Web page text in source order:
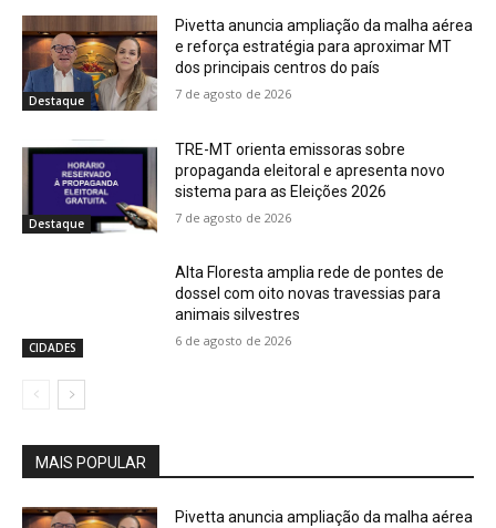
Destaque
Pivetta anuncia ampliação da malha aérea
e reforça estratégia para aproximar MT
dos principais centros do país
7 de agosto de 2026
Destaque
TRE-MT orienta emissoras sobre
propaganda eleitoral e apresenta novo
sistema para as Eleições 2026
7 de agosto de 2026
CIDADES
Alta Floresta amplia rede de pontes de
dossel com oito novas travessias para
animais silvestres
6 de agosto de 2026
MAIS POPULAR
Pivetta anuncia ampliação da malha aérea